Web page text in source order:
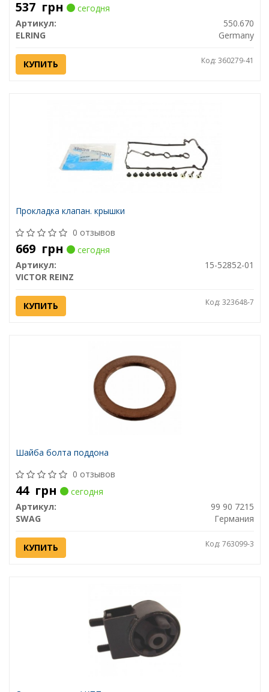
537 грн
сегодня
Артикул:
550.670
ELRING
Germany
КУПИТЬ Код: 360279-41
Прокладка клапан. крышки
0 отзывов
669 грн
сегодня
Артикул:
15-52852-01
VICTOR REINZ
КУПИТЬ Код: 323648-7
Шайба болта поддона
0 отзывов
44 грн
сегодня
Артикул:
99 90 7215
SWAG
Германия
КУПИТЬ Код: 763099-3